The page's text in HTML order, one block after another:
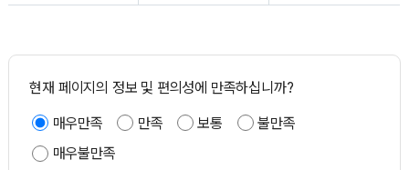
현재 페이지의 정보 및 편의성에 만족하십니까?
매우만족 만족 보통
불만족
매우불만족